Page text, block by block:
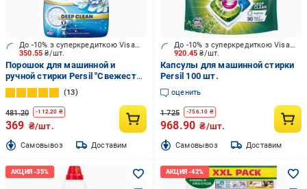
350.55₴/шт.
До -10% з суперкредиткою Visa Вигода
Порошок для машинной и
ручной стирки Persil "Свежесть
от Силан" 2,7 кг
13
481.20 -112.20 ₴
369 ₴/шт.
Cамовывоз Доставим
920.45₴/шт.
До -10% з суперкредиткою Visa Вигода
Капсулы для машинной стирки
Persil 100 шт.
оценить
1 725 -756.10 ₴
968.90 ₴/шт.
Cамовывоз Доставим